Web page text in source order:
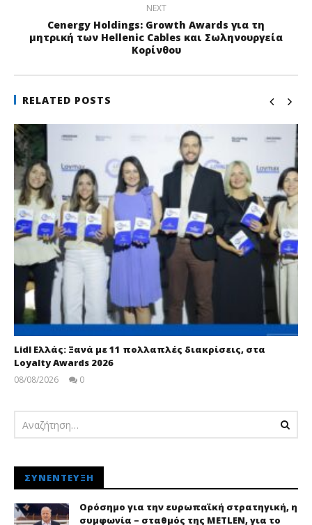
NEXT
Cenergy Holdings: Growth Awards για τη
μητρική των Hellenic Cables και Σωληνουργεία
Κορίνθου
RELATED POSTS
Lidl Ελλάς: Ξανά με 11 πολλαπλές διακρίσεις, στα
Loyalty Awards 2026
08/08/2026
0
ΣΥΝΈΝΤΕΥΞΗ
Ορόσημο για την ευρωπαϊκή στρατηγική, η
συμφωνία – σταθμός της METLEN, για το